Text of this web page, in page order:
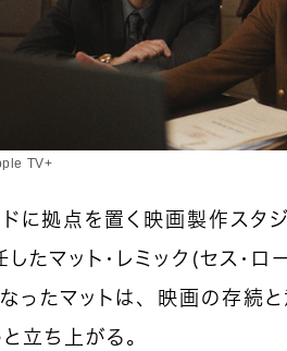
TV+
ドに拠点を置く映画製作スタ
たマット・レミック（セス・
なったマットは、映画の存続
立ち上がる。